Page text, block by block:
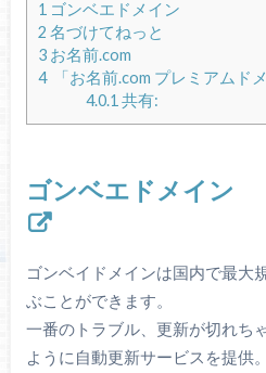
1 ゴンベエドメイン
2 名づけてねっと
3お名前.com
4「お名前.com プレミアムドメ
4.0.1 共有:
ゴンベエドメイン
ゴンベイドメインは国内で最大
ぶことができます。
一番のトラブル、更新が切れち
ように自動更新サービスを提供。